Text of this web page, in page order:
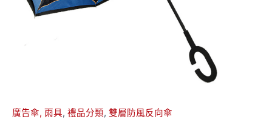
廣告傘, 雨具, 禮品分類, 雙層防風反向傘